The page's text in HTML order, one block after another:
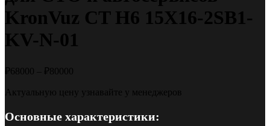
KronVuz CT H6 15Х16-2SB1-
KV-N-01
₽68000 ₽80000
Актуальную цену узнавайте у менеджеров
Основные характеристики: